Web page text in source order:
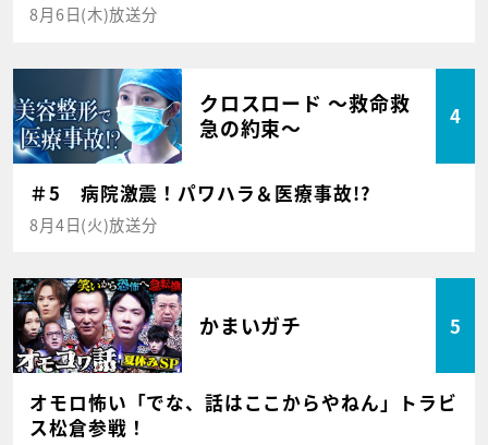
8月6日(木)放送分
クロスロード ～救命救
急の約束～
4
＃5 病院激震！パワハラ＆医療事故!?
8月4日(火)放送分
かまいガチ 5
オモロ怖い「でな、話はここからやねん」トラビ
ス松倉参戦！